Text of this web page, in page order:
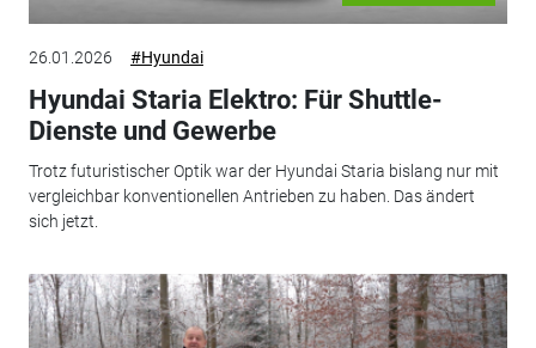
26.01.2026 #Hyundai
Hyundai Staria Elektro: Für Shuttle-
Dienste und Gewerbe
Trotz futuristischer Optik war der Hyundai Staria bislang nur mit
vergleichbar konventionellen Antrieben zu haben. Das ändert
sich jetzt.